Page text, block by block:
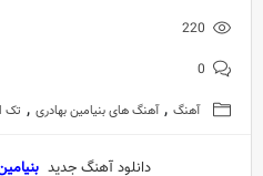
220
0
آهنگ , آهنگ های بنیامین بهادری , تک
دانلود آهنگ جدید